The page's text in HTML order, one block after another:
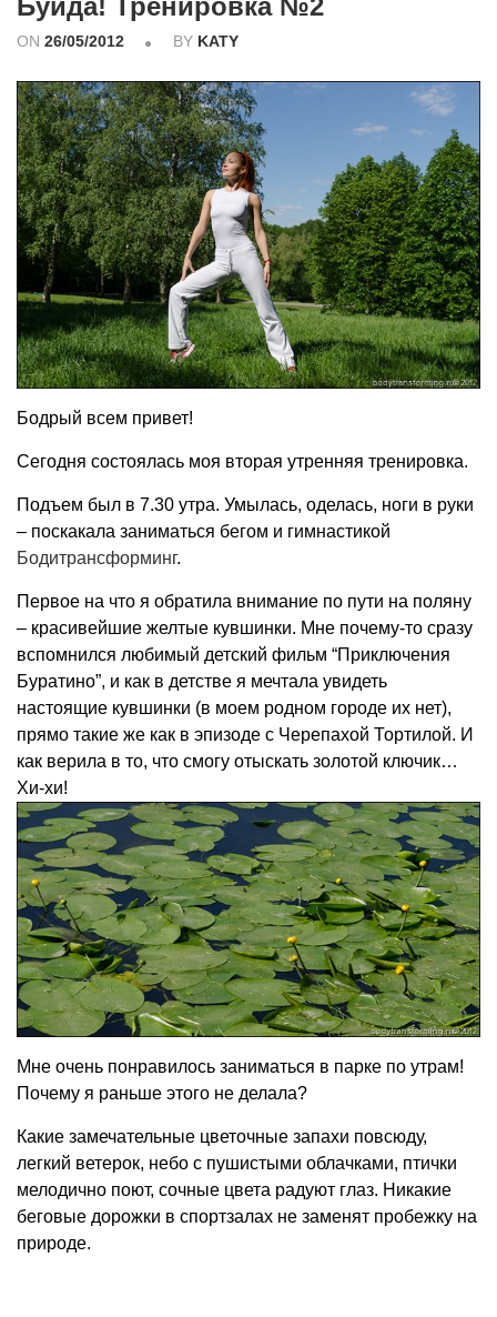
ON 26/05/2012 BY KATY
Бодрый всем привет!
Сегодня состоялась моя вторая утренняя тренировка.
Подъем был в 7.30 утра. Умылась, оделась, ноги в руки
– поскакала заниматься бегом и гимнастикой
Бодитрансформинг.
Первое на что я обратила внимание по пути на поляну
– красивейшие желтые кувшинки. Мне почему-то сразу
вспомнился любимый детский фильм “Приключения
Буратино”, и как в детстве я мечтала увидеть
настоящие кувшинки (в моем родном городе их нет),
прямо такие же как в эпизоде с Черепахой Тортилой. И
как верила в то, что смогу отыскать золотой ключик…
Хи-хи!
Мне очень понравилось заниматься в парке по утрам!
Почему я раньше этого не делала?
Какие замечательные цветочные запахи повсюду,
легкий ветерок, небо с пушистыми облачками, птички
мелодично поют, сочные цвета радуют глаз. Никакие
беговые дорожки в спортзалах не заменят пробежку на
природе.